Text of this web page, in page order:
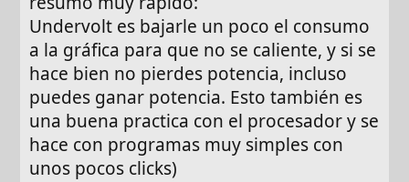
Undervolt es bajarle un poco el consumo
a la gráfica para que no se caliente, y si se
hace bien no pierdes potencia, incluso
puedes ganar potencia. Esto también es
una buena practica con el procesador y se
hace con programas muy simples con
unos pocos clicks)